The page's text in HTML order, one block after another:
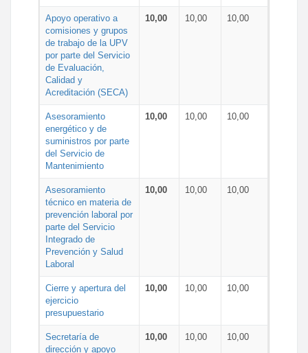
Apoyo operativo a
comisiones y grupos
de trabajo de la UPV
por parte del Servicio
de Evaluación,
Calidad y
Acreditación (SECA)
10,00 10,00 10,00
Asesoramiento
energético y de
suministros por parte
del Servicio de
Mantenimiento
10,00 10,00 10,00
Asesoramiento
técnico en materia de
prevención laboral por
parte del Servicio
Integrado de
Prevención y Salud
Laboral
10,00 10,00 10,00
Cierre y apertura del
ejercicio
presupuestario
10,00 10,00 10,00
Secretaría de
dirección y apoyo
10,00 10,00 10,00